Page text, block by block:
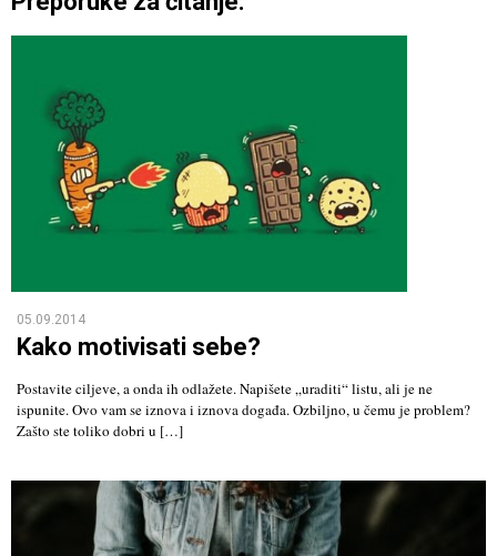
05.09.2014
Kako motivisati sebe?
Postavite ciljeve, a onda ih odlažete. Napišete „uraditi“ listu, ali je ne
ispunite. Ovo vam se iznova i iznova događa. Ozbiljno, u čemu je problem?
Zašto ste toliko dobri u […]